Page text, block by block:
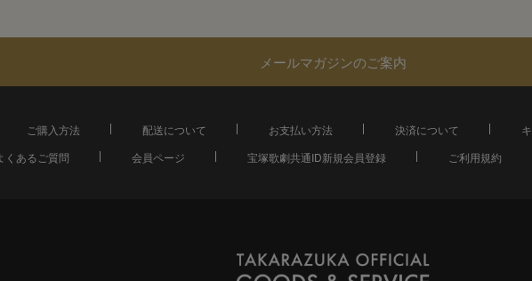
メールマガジンのご案内
ご購入方法 配送について お支払い方法 決済について
くあるご質問
会員ページ 宝塚歌劇共通ID新規会員登録 ご利用規約